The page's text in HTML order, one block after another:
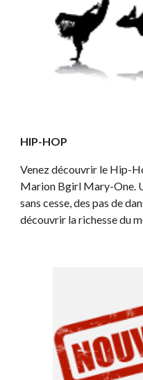
HIP-HOP
Venez découvrir le Hip-
Marion Bgirl Mary-One.
sans cesse, des pas de
découvrir la richesse du